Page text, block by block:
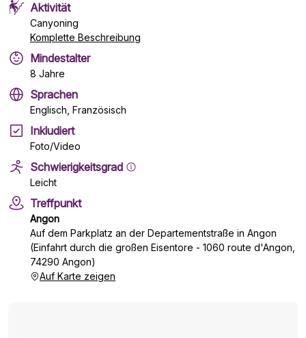
Aktivität
Canyoning
Komplette Beschreibung
Mindestalter
8 Jahre
Sprachen
Englisch, Französisch
Inkludiert
Foto/Video
Schwierigkeitsgrad
Leicht
Treffpunkt
Angon
Auf dem Parkplatz an der Departementstraße in Angon
(Einfahrt durch die großen Eisentore - 1060 route d'Angon,
74290 Angon)
Auf Karte zeigen